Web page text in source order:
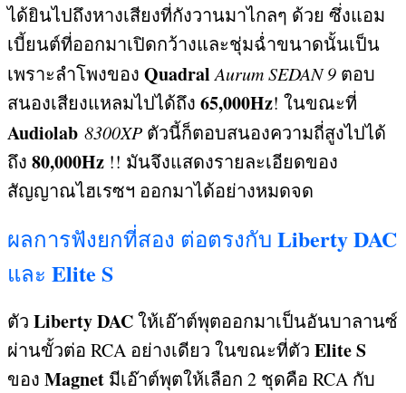
ได้ยินไปถึงหางเสียงที่กังวานมาไกลๆ ด้วย ซึ่งแอม
เบี้ยนต์ที่ออกมาเปิดกว้างและชุ่มฉ่ำขนาดนั้นเป็น
เพราะลำโพงของ Quadral Aurum SEDAN 9 ตอบ
สนองเสียงแหลมไปได้ถึง 65,000Hz! ในขณะที่
Audiolab 8300XP ตัวนี้ก็ตอบสนองความถี่สูงไปได้
ถึง 80,000Hz !! มันจึงแสดงรายละเอียดของ
สัญญาณไฮเรซฯ ออกมาได้อย่างหมดจด
ผลการฟังยกที่สอง ต่อตรงกับ Liberty DAC
และ Elite S
ตัว Liberty DACให้เอ๊าต์พุตออกมาเป็นอันบาลานซ์
ผ่านขั้วต่อ RCA อย่างเดียว ในขณะที่ตัว Elite S
ของ Magnet มีเอ๊าต์พุตให้เลือก 2 ชุดคือ RCA กับ